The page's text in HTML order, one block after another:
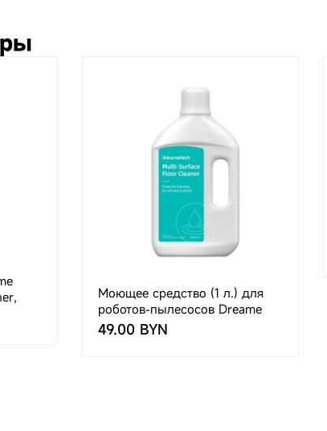
Моющее средство (1 л.) для
роботов-пылесосов Dreame
49.00 BYN